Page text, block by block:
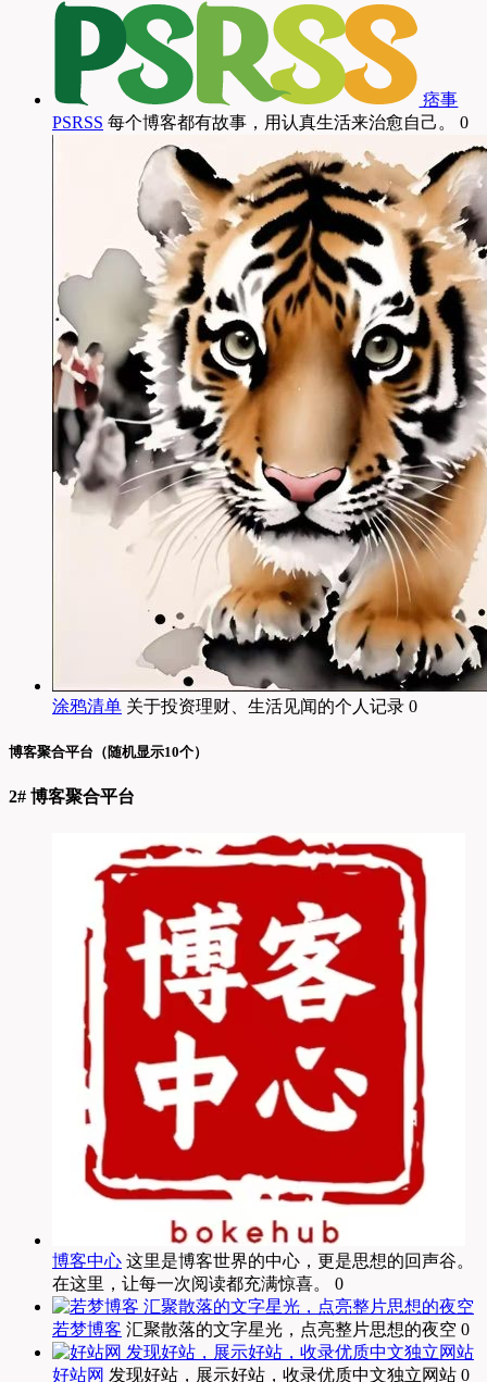
痞事
PSRSS 每个博客都有故事，用认真生活来治愈自己。 0
涂鸦清单 关于投资理财、生活见闻的个人记录 0
博客聚合平台（随机显示10个）
2# 博客聚合平台
博客中心 这里是博客世界的中心，更是思想的回声谷。
在这里，让每一次阅读都充满惊喜。 0
若梦博客 汇聚散落的文字星光，点亮整片思想的夜空 0
好站网 发现好站，展示好站，收录优质中文独立网站 0